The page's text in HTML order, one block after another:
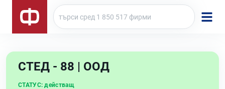
СТЕД - 88 | ООД
СТАТУС: действащ